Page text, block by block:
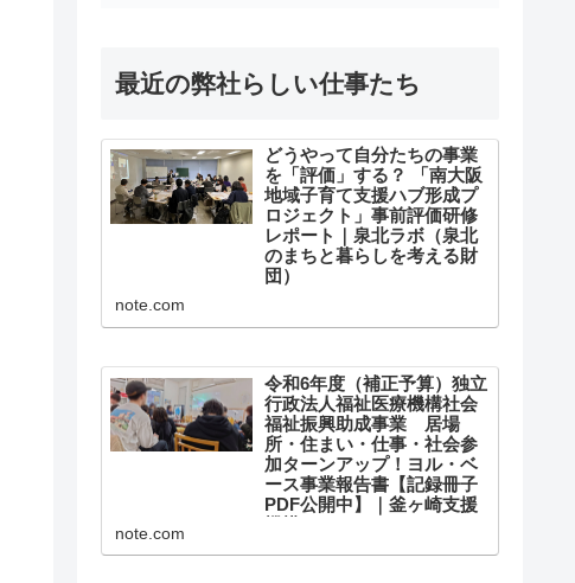
最近の弊社らしい仕事たち
どうやって自分たちの事業
を「評価」する？ 「南大阪
地域子育て支援ハブ形成プ
ロジェクト」事前評価研修
レポート｜泉北ラボ（泉北
のまちと暮らしを考える財
団）
らの事業が社会にどのようなイン
ご存じでしょうか。 「南大阪地域
子育て支援ハブ形成プロジェク
ト」は、国民の休眠預金を資源...
note.com
令和6年度（補正予算）独立
行政法人福祉医療機構社会
福祉振興助成事業 居場
所・住まい・仕事・社会参
加ターンアップ！ヨル・ベ
ース事業報告書【記録冊子
PDF公開中】｜釜ヶ崎支援
人福祉医療機構社会福祉振興助成
note.com